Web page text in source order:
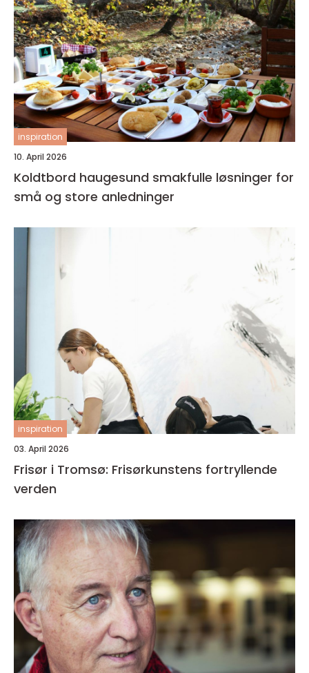
inspiration
10. April 2026
Koldtbord haugesund smakfulle løsninger for
små og store anledninger
inspiration
03. April 2026
Frisør i Tromsø: Frisørkunstens fortryllende
verden